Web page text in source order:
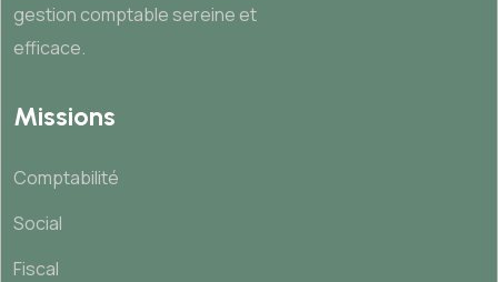
gestion comptable sereine et
efficace.
Missions
Comptabilité
Social
Fiscal